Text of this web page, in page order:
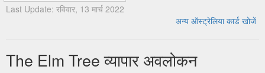
Last Update: रविवार, 13 मार्च 2022
अन्य ऑस्ट्रेलिया कार्ड खोजें
The Elm Tree व्यापार अवलोकन